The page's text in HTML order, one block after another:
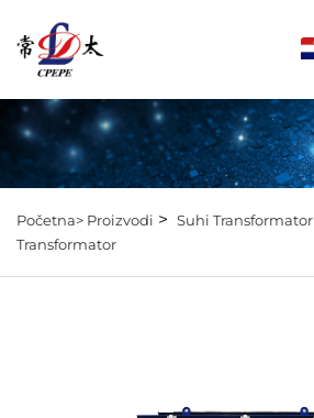
Početna> Proizvodi > Suhi Transformator
Transformator